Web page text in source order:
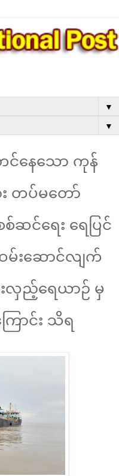
▼
▼
င်နေသော ကုန်
တပ်မတော်
င်ရေး ရေပြင်
းဆောင်လျက်
လှည့်ရေယာဉ် မှ
ောင်း သိရ